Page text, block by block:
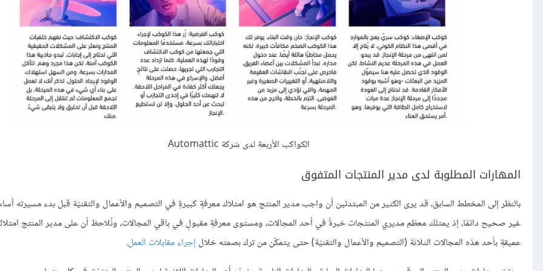
الكواكب الأربعة لدى شركة Automattic
المهارات المطلوبة لدى مدير المنتجات المتفوق
بالنظر إلى المخطط السابق، قد يرى الكثير من المبتدئين أن واجب مدير المنتج هو امتلاك معرفةٍ كبيرةٍ في التصميم والأعمال والتقنيّة قبل بدء مسيرته
غير صحيح دائمًا، إذ يمتلك معظم مديري المنتجات خبرةً في أحد المجالات، ومستوى معرفةٍ مقبولٍ في باقي المجالات، ونُلاحظ أن على مدير المنتج
عميقةٍ بأحد هذه المجالات الثلاثة (التصميم والأعمال والتقنيّة) حتى يتمكّن من ترك بصمته خلال إجراء مقابلات العمل.